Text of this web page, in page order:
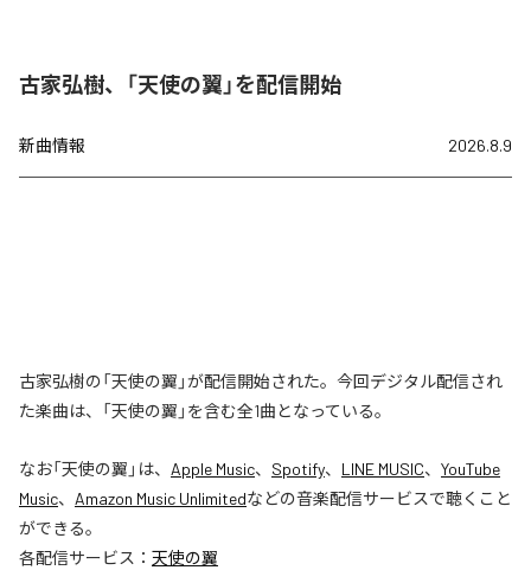
古家弘樹、「天使の翼」を配信開始
新曲情報 2026.8.9
古家弘樹の「天使の翼」が配信開始された。今回デジタル配信され
た楽曲は、「天使の翼」を含む全1曲となっている。
なお「天使の翼 」は、 Apple Music、 Spotify、 LINE MUSIC、 YouTube
Music、 Amazon Music Unlimitedなどの音楽配信サービスで聴くこと
ができる。
各配信サービス： 天使の翼